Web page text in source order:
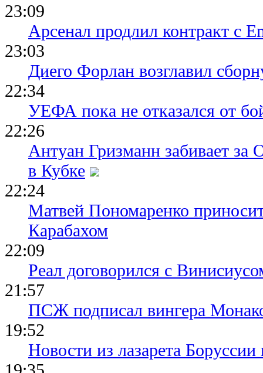
23:09
Арсенал продлил контракт с
23:03
Диего Форлан возглавил
22:34
УЕФА пока не отказался от
22:26
Антуан Гризманн забивает за
в Кубке
22:24
Матвей Пономаренко
Карабахом
22:09
Реал договорился с
21:57
ПСЖ подписал вингера
19:52
Новости из лазарета